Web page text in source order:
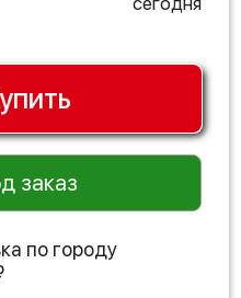
заказ
по городу